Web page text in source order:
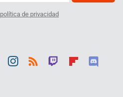
política de privacidad